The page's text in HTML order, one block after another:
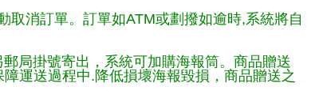
取消訂單。訂單如ATM或劃撥如逾時,系統將自
局掛號寄出，系統可加購海報筒。商品贈送
運送過程中.降低損壞海報毀損，商品贈送之